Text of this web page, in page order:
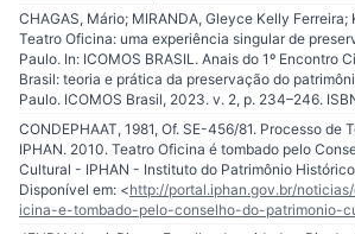
CHAGAS, Mário; MIRANDA, Gleyce Kelly Ferreira;
Teatro Oficina: uma experiência singular de
Paulo. In: ICOMOS BRASIL. Anais do 1º Encontro
Brasil: teoria e prática da preservação do
Paulo. ICOMOS Brasil, 2023. v. 2, p. 234–246.
CONDEPHAAT, 1981, Of. SE-456/81. Processo de
IPHAN. 2010. Teatro Oficina é tombado pelo
Cultural - IPHAN - Instituto do Patrimônio
Disponível em: <http://portal.iphan.gov.br/
icina-e-tombado-pelo-conselho-do-patrimonio-